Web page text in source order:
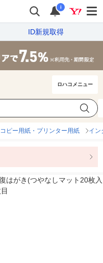
i
ID新規取得
ロハコメニュー
コピー用紙・プリンター用紙 イン